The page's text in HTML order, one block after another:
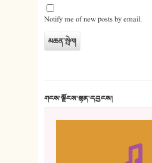
Notify me of new posts by email.
གངས་ལྗོངས་སྙན་དབྱངས།